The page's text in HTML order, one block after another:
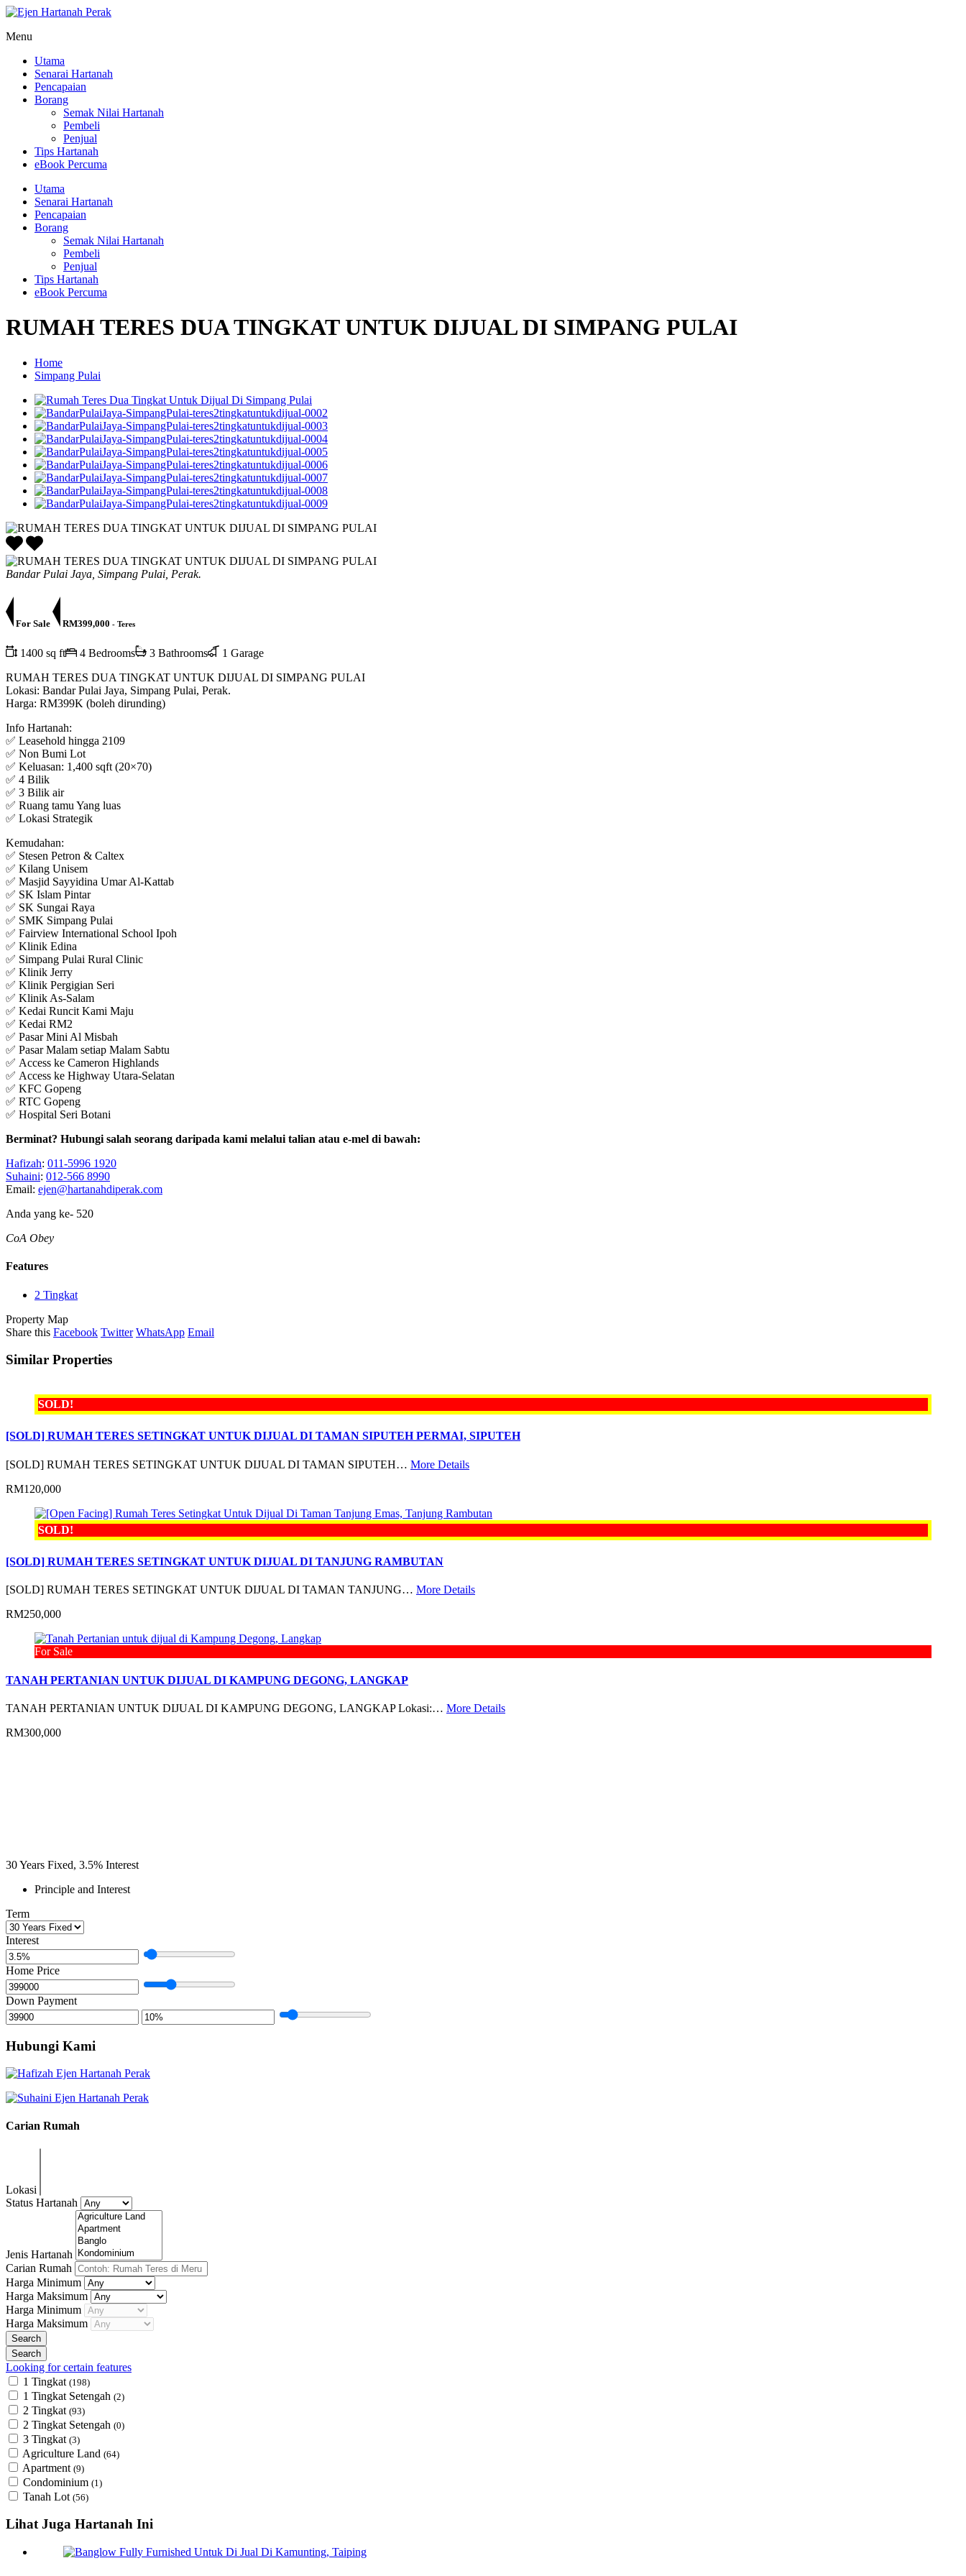
Menu
Utama
Senarai Hartanah
Pencapaian
Borang
Semak Nilai Hartanah
Pembeli
Penjual
Tips Hartanah
eBook Percuma
Utama
Senarai Hartanah
Pencapaian
Borang
Semak Nilai Hartanah
Pembeli
Penjual
Tips Hartanah
eBook Percuma
RUMAH TERES DUA TINGKAT UNTUK DIJUAL DI SIMPANG PULAI
Home
Simpang Pulai
Bandar Pulai Jaya, Simpang Pulai, Perak.
For Sale RM399,000 - Teres
1400 sq ft 4 Bedrooms 3 Bathrooms
1 Garage
RUMAH TERES DUA TINGKAT UNTUK DIJUAL DI SIMPANG PULAI
Lokasi: Bandar Pulai Jaya, Simpang Pulai, Perak.
Harga: RM399K (boleh dirunding)
Info Hartanah:
✅ Leasehold hingga 2109
✅ Non Bumi Lot
✅ Keluasan: 1,400 sqft (20×70)
✅ 4 Bilik
✅ 3 Bilik air
✅ Ruang tamu Yang luas
✅ Lokasi Strategik
Kemudahan:
✅ Stesen Petron & Caltex
✅ Kilang Unisem
✅ Masjid Sayyidina Umar Al-Kattab
✅ SK Islam Pintar
✅ SK Sungai Raya
✅ SMK Simpang Pulai
✅ Fairview International School Ipoh
✅ Klinik Edina
✅ Simpang Pulai Rural Clinic
✅ Klinik Jerry
✅ Klinik Pergigian Seri
✅ Klinik As-Salam
✅ Kedai Runcit Kami Maju
✅ Kedai RM2
✅ Pasar Mini Al Misbah
✅ Pasar Malam setiap Malam Sabtu
✅ Access ke Cameron Highlands
✅ Access ke Highway Utara-Selatan
✅ KFC Gopeng
✅ RTC Gopeng
✅ Hospital Seri Botani
Berminat? Hubungi salah seorang daripada kami melalui talian atau e-mel di bawah:
Hafizah: 011-5996 1920
Suhaini: 012-566 8990
Email: ejen@hartanahdiperak.com
Anda yang ke- 520
CoA Obey
Features
2 Tingkat
Property Map
Share this Facebook Twitter WhatsApp Email
Similar Properties
SOLD!
[SOLD] RUMAH TERES SETINGKAT UNTUK DIJUAL DI TAMAN SIPUTEH PERMAI, SIPUTEH
[SOLD] RUMAH TERES SETINGKAT UNTUK DIJUAL DI TAMAN SIPUTEH… More Details
RM120,000
SOLD!
[SOLD] RUMAH TERES SETINGKAT UNTUK DIJUAL DI TANJUNG RAMBUTAN
[SOLD] RUMAH TERES SETINGKAT UNTUK DIJUAL DI TAMAN TANJUNG… More Details
RM250,000
For Sale
TANAH PERTANIAN UNTUK DIJUAL DI KAMPUNG DEGONG, LANGKAP
TANAH PERTANIAN UNTUK DIJUAL DI KAMPUNG DEGONG, LANGKAP Lokasi:… More Details
RM300,000
30Years Fixed, 3.5% Interest
Principle and Interest
Term
Interest
Home Price
Down Payment
Hubungi Kami
Carian Rumah
Lokasi
Status Hartanah
Jenis Hartanah
Carian Rumah
Harga Minimum
Harga Maksimum
Harga Minimum
Harga Maksimum
Looking for certain features
1 Tingkat (198)
1 Tingkat Setengah (2)
2 Tingkat (93)
2 Tingkat Setengah (0)
3 Tingkat (3)
Agriculture Land (64)
Apartment (9)
Condominium (1)
Tanah Lot (56)
Lihat Juga Hartanah Ini